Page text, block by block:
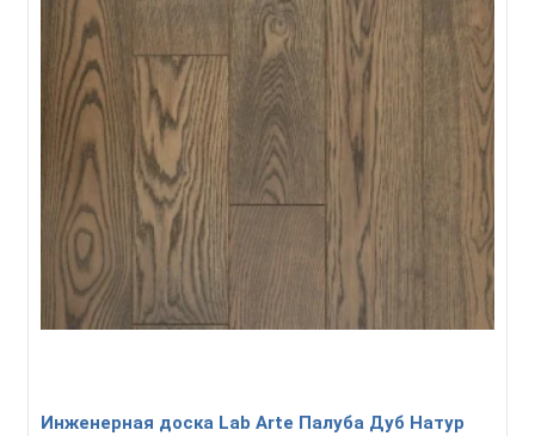
Инженерная доска Lab Arte Палуба Дуб Натур